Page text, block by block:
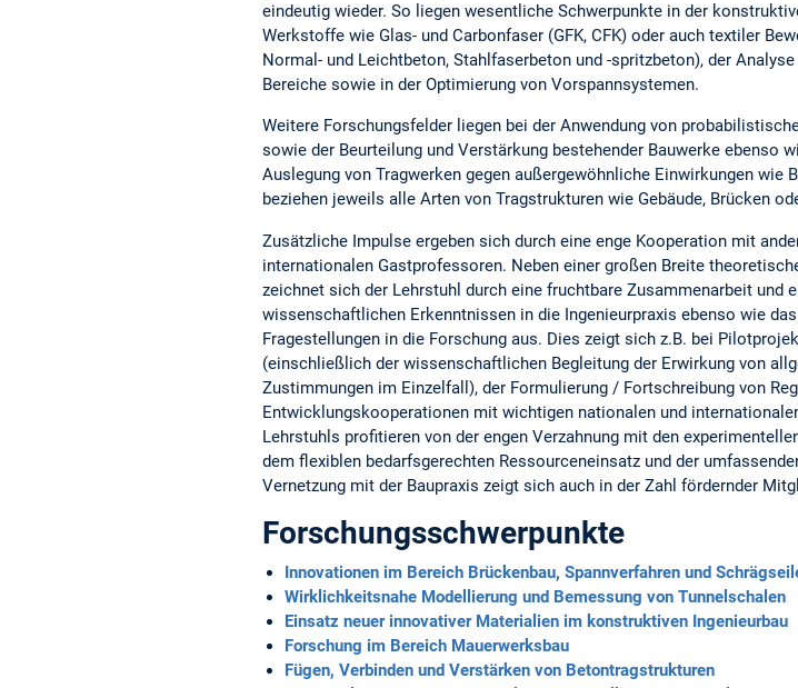
eindeutig wieder. So liegen wesentliche Schwerpunkte in der
Werkstoffe wie Glas- und Carbonfaser (GFK, CFK) oder auch textiler
Normal- und Leichtbeton, Stahlfaserbeton und -spritzbeton), der
Bereiche sowie in der Optimierung von Vorspannsystemen.
Weitere Forschungsfelder liegen bei der Anwendung von
sowie der Beurteilung und Verstärkung bestehender Bauwerke ebenso
Auslegung von Tragwerken gegen außergewöhnliche Einwirkungen wie
beziehen jeweils alle Arten von Tragstrukturen wie Gebäude, Brücken
Zusätzliche Impulse ergeben sich durch eine enge Kooperation mit
internationalen Gastprofessoren. Neben einer großen Breite
zeichnet sich der Lehrstuhl durch eine fruchtbare Zusammenarbeit und
wissenschaftlichen Erkenntnissen in die Ingenieurpraxis ebenso wie
Fragestellungen in die Forschung aus. Dies zeigt sich z.B. bei
(einschließlich der wissenschaftlichen Begleitung der Erwirkung von
Zustimmungen im Einzelfall), der Formulierung / Fortschreibung von
Entwicklungskooperationen mit wichtigen nationalen und
Lehrstuhls profitieren von der engen Verzahnung mit den
dem flexiblen bedarfsgerechten Ressourceneinsatz und der
Vernetzung mit der Baupraxis zeigt sich auch in der Zahl fördernder
Forschungsschwerpunkte
Innovationen im Bereich Brückenbau, Spannverfahren und
Wirklichkeitsnahe Modellierung und Bemessung von Tunnelschalen
Einsatz neuer innovativer Materialien im konstruktiven Ingenieurbau
Forschung im Bereich Mauerwerksbau
Fügen, Verbinden und Verstärken von Betontragstrukturen